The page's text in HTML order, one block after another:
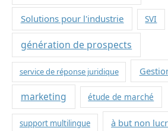
Solutions pour l'industrie SVI
génération de prospects
service de réponse juridique
marketing étude de marché
support multilingue à but non